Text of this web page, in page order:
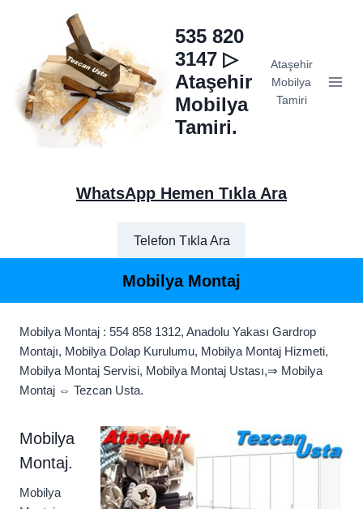
535 820
3147 ▷
Ataşehir
Mobilya
Tamiri.
Ataşehir
Mobilya
Tamiri
WhatsApp Hemen Tıkla Ara
Telefon Tıkla Ara
Mobilya Montaj
Mobilya Montaj : 554 858 1312, Anadolu Yakası Gardrop
Montajı, Mobilya Dolap Kurulumu, Mobilya Montaj Hizmeti,
Mobilya Montaj Servisi, Mobilya Montaj Ustası,⇒ Mobilya
Montaj ⇔ Tezcan Usta.
Mobilya
Montaj.
Mobilya